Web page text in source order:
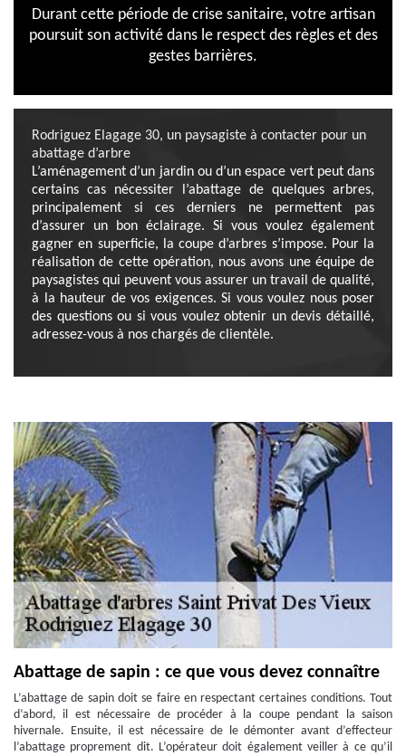
Durant cette période de crise sanitaire, votre artisan
poursuit son activité dans le respect des règles et des
gestes barrières.
Rodriguez Elagage 30, un paysagiste à contacter pour un
abattage d’arbre
L’aménagement d’un jardin ou d’un espace vert peut dans
certains cas nécessiter l’abattage de quelques arbres,
principalement si ces derniers ne permettent pas
d’assurer un bon éclairage. Si vous voulez également
gagner en superficie, la coupe d’arbres s’impose. Pour la
réalisation de cette opération, nous avons une équipe de
paysagistes qui peuvent vous assurer un travail de qualité,
à la hauteur de vos exigences. Si vous voulez nous poser
des questions ou si vous voulez obtenir un devis détaillé,
adressez-vous à nos chargés de clientèle.
Abattage de sapin : ce que vous devez connaître
L’abattage de sapin doit se faire en respectant certaines conditions. Tout
d’abord, il est nécessaire de procéder à la coupe pendant la saison
hivernale. Ensuite, il est nécessaire de le démonter avant d’effecteur
l’abattage proprement dit. L’opérateur doit également veiller à ce qu’il